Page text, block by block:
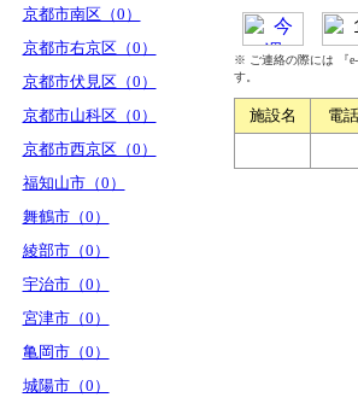
京都市南区（0）
京都市右京区（0）
京都市伏見区（0）
京都市山科区（0）
京都市西京区（0）
福知山市（0）
舞鶴市（0）
綾部市（0）
宇治市（0）
宮津市（0）
亀岡市（0）
城陽市（0）
※ ご連絡の際には 『
す。
施設名 電